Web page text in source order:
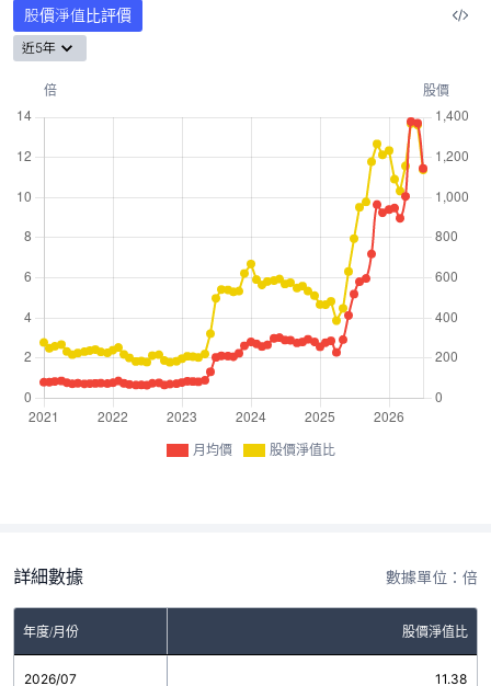
股價淨值比評價
近5年
月均價 股價淨值比
詳細數據 數據單位：倍
年度/月份 股價淨值比
2026/07 11.38